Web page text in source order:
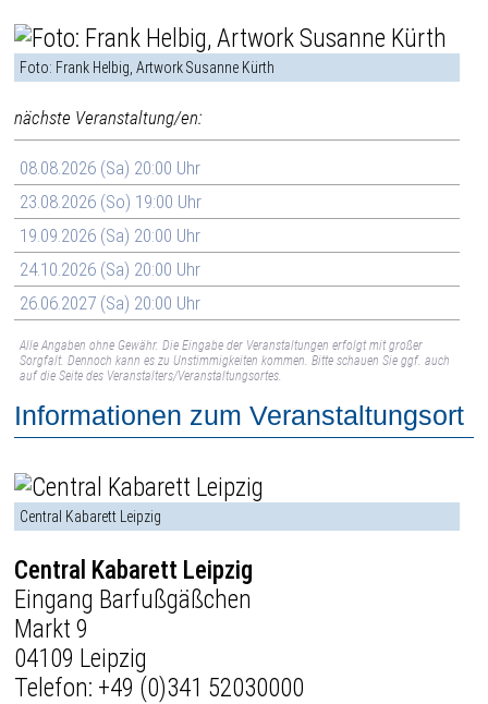
Foto: Frank Helbig, Artwork Susanne Kürth
nächste Veranstaltung/en:
08.08.2026 (Sa) 20:00 Uhr
23.08.2026 (So) 19:00 Uhr
19.09.2026 (Sa) 20:00 Uhr
24.10.2026 (Sa) 20:00 Uhr
26.06.2027 (Sa) 20:00 Uhr
Alle Angaben ohne Gewähr. Die Eingabe der Veranstaltungen erfolgt mit großer
Sorgfalt. Dennoch kann es zu Unstimmigkeiten kommen. Bitte schauen Sie ggf. auch
auf die Seite des Veranstalters/Veranstaltungsortes.
Informationen zum Veranstaltungsort
Central Kabarett Leipzig
Central Kabarett Leipzig
Eingang Barfußgäßchen
Markt 9
04109 Leipzig
Telefon: +49 (0)341 52030000